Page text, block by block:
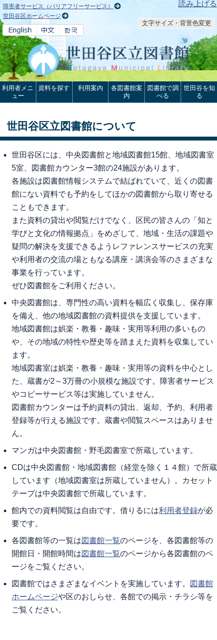
本文へ 読み上げる
障害者サービス（バリアフリーサービス）
世田谷区ホームページ
文字サイズ・背景色変更
利用者メニ
ュー
資料を探す 利用案内
各図書館案
内
図書館で調
べる
世田谷を知
る
世田谷区立図書館について
世田谷区には、中央図書館と地域図書館15館、地域図書室
5室、図書館カウンター3館の24施設があります。
各施設は図書館情報システムで結ばれていて、近くの図書
館にない資料でも予約をしてほかの図書館から取り寄せる
こともできます。
また資料の貸出や閲覧だけでなく、区民の皆さんの「知と
学びと文化の情報拠点」をめざして、地域・生活の課題や
疑問の解決を支援できるようレファレンスサービスの充実
や利用者の交流の場ともなる講座・講演会等のさまざまな
事業を行っています。
ぜひ図書館をご利用ください。
中央図書館は、専門性の高い資料を幅広く収集し、保存庫
を備え、他の地域図書館の資料提供を支援しています。
地域図書館は娯楽・教養・趣味・実用等利用の多いもの
や、その地域の特性や歴史等を踏まえた資料を収集してい
ます。
地域図書室は娯楽・教養・趣味・実用等の資料を中心とし
た、蔵書が2～3万冊の小規模な施設です。障害者サービス
やコピーサービス等は実施していません。
図書館カウンターは予約資料の貸出、返却、予約、利用者
登録等が行える施設です。蔵書や閲覧スペースはありませ
ん。
マンガは中央図書館・野毛図書室で所蔵しています。
CDは中央図書館・地域図書館（経堂を除く１４館）で所蔵
しています（地域図書室は所蔵していません）。カセット
テープは中央図書館で所蔵しています。
館内での資料閲覧は自由です。借りるには利用者登録が必
要です。
各図書館等の一覧は図書館一覧のページを、各図書館等の
開館日・開館時間は図書館一覧のページから各図書館のペ
ージをご覧ください。
図書館ではさまざまなイベントを実施しています。
図書館
ホームページや区のおしらせ、各館での掲示・チラシ等を
ご覧ください。